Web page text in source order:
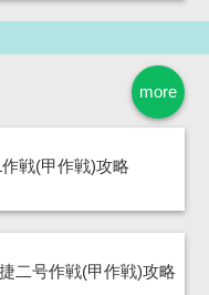
more
作戦(甲作戦)攻略
二号作戦(甲作戦)攻略